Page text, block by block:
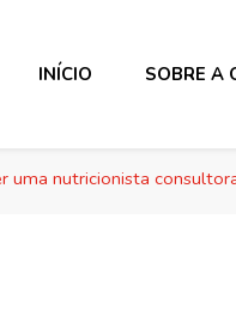
INÍCIO SOBRE A
uma nutricionista